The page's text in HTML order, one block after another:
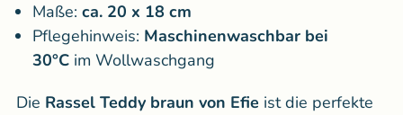
Maße: ca. 20 x 18 cm
Pflegehinweis: Maschinenwaschbar bei
30°C im Wollwaschgang
Die Rassel Teddy braun von Efie ist die perfekte